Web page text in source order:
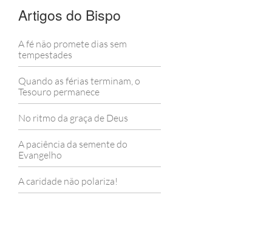
Artigos do Bispo
A fé não promete dias sem
tempestades
Quando as férias terminam, o
Tesouro permanece
No ritmo da graça de Deus
A paciência da semente do
Evangelho
A caridade não polariza!